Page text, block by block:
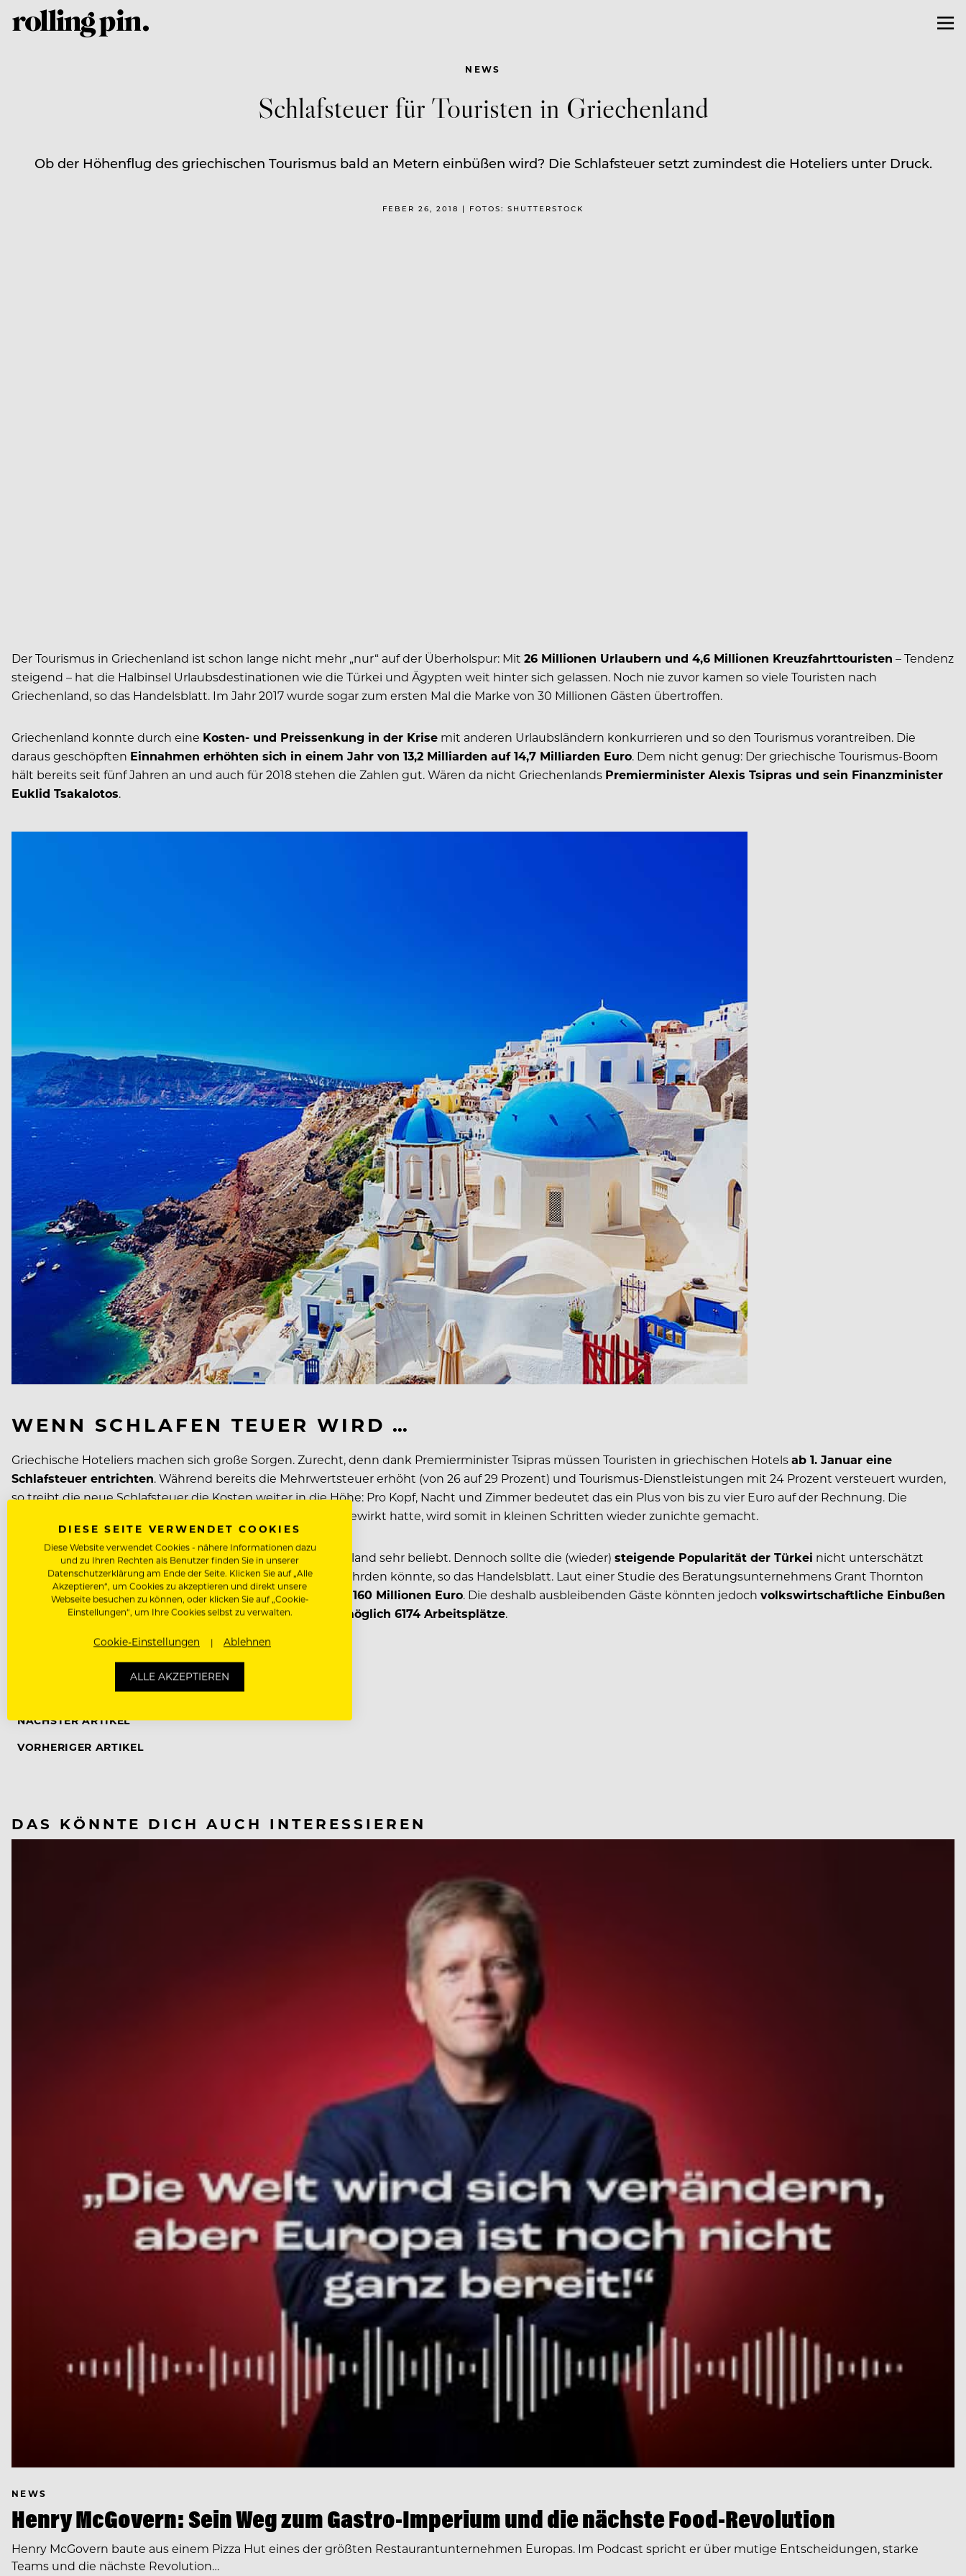
NEWS
Schlafsteuer für Touristen in Griechenland
Ob der Höhenflug des griechischen Tourismus bald an Metern einbüßen wird? Die Schlafsteuer setzt zumindest die Hoteliers unter Druck.
FEBER 26, 2018 | FOTOS: SHUTTERSTOCK
Der Tourismus in Griechenland ist schon lange nicht mehr „nur“ auf der Überholspur: Mit 26 Millionen Urlaubern und 4,6 Millionen Kreuzfahrttouristen – Tendenz
steigend – hat die Halbinsel Urlaubsdestinationen wie die Türkei und Ägypten weit hinter sich gelassen. Noch nie zuvor kamen so viele Touristen nach
Griechenland, so das Handelsblatt. Im Jahr 2017 wurde sogar zum ersten Mal die Marke von 30 Millionen Gästen übertroffen.
Griechenland konnte durch eine Kosten- und Preissenkung in der Krise mit anderen Urlaubsländern konkurrieren und so den Tourismus vorantreiben. Die
daraus geschöpften Einnahmen erhöhten sich in einem Jahr von 13,2 Milliarden auf 14,7 Milliarden Euro. Dem nicht genug: Der griechische Tourismus-Boom
hält bereits seit fünf Jahren an und auch für 2018 stehen die Zahlen gut. Wären da nicht Griechenlands Premierminister Alexis Tsipras und sein Finanzminister
Euklid Tsakalotos.
WENN SCHLAFEN TEUER WIRD …
Griechische Hoteliers machen sich große Sorgen. Zurecht, denn dank Premierminister Tsipras müssen Touristen in griechischen Hotelsab 1. Januar eine
Schlafsteuer entrichten. Während bereits die Mehrwertsteuer erhöht (von 26 auf 29 Prozent) und Tourismus-Dienstleistungen mit 24 Prozent versteuert wurden,
so treibt die neue Schlafsteuer die Kosten weiter in die Höhe: Pro Kopf, Nacht und Zimmer bedeutet das ein Plus von bis zu vier Euro auf der Rechnung. Die
Kostensenkung, die sich so positiv auf den Tourismus ausgewirkt hatte, wird somit in kleinen Schritten wieder zunichte gemacht.
Noch ist Griechenland vor allem in Deutschland als Urlaubsland sehr beliebt. Dennoch sollte die (wieder) steigende Popularität der Türkei nicht unterschätzt
werden, die den Tourismus auf der Halbinsel durchaus gefährden könnte, so das Handelsblatt. Laut einer Studie des Beratungsunternehmens Grant Thornton
steigen dieEinnahmen auf Grund der Abgabe auf bis zu 160 Millionen Euro. Die deshalb ausbleibenden Gäste könnten jedoch volkswirtschaftliche Einbußen
von 435 Millionen Euro nach sich ziehenund kosten womöglich 6174 Arbeitsplätze.
NÄCHSTER ARTIKEL
VORHERIGER ARTIKEL
DAS KÖNNTE DICH AUCH INTERESSIEREN
NEWS
Henry McGovern: Sein Weg zum Gastro-Imperium und die nächste Food-Revolution
Henry McGovern baute aus einem Pizza Hut eines der größten Restaurantunternehmen Europas. Im Podcast spricht er über mutige Entscheidungen, starke
Teams und die nächste Revolution…
DIESE SEITE VERWENDET COOKIES
Diese Website verwendet Cookies - nähere Informationen dazu
und zu Ihren Rechten als Benutzer finden Sie in unserer
Datenschutzerklärung am Ende der Seite. Klicken Sie auf „Alle
Akzeptieren“, um Cookies zu akzeptieren und direkt unsere
Webseite besuchen zu können, oder klicken Sie auf „Cookie-
Einstellungen“, um Ihre Cookies selbst zu verwalten.
Cookie-Einstellungen Ablehnen
ALLE AKZEPTIEREN